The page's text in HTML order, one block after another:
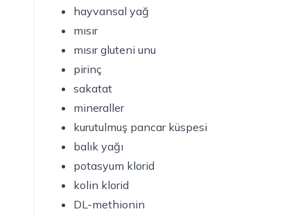
hayvansal yağ
mısır
mısır gluteni unu
pirinç
sakatat
mineraller
kurutulmuş pancar küspesi
balık yağı
potasyum klorid
kolin klorid
DL-methionin